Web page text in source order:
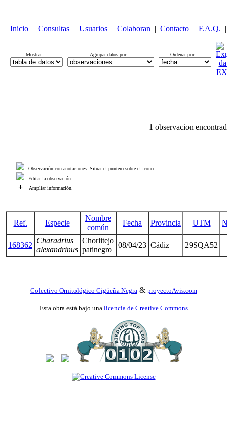
Inicio | Consultas | Usuarios | Colaboran | Contacto | F.A.Q. |
Mostrar ... Agrupar datos por ... Ordenar por ...
1 observacion
Observación con anotaciones. Situar el puntero sobre el icono.
Editar la observación.
+ Ampliar información.
Ref. Especie
Nombre
común
Fecha Provincia UTM
168362
Charadrius
alexandrinus
Chorlitejo
patinegro
08/04/23 Cádiz 29SQA52
Colectivo Ornitológico Cigüeña Negra & proyectoAvis.com
Esta obra está bajo una licencia de Creative Commons